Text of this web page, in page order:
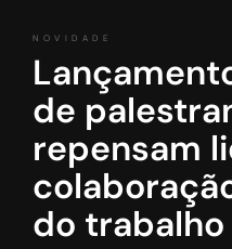
NOVIDADE
de
repensam
do trabalho